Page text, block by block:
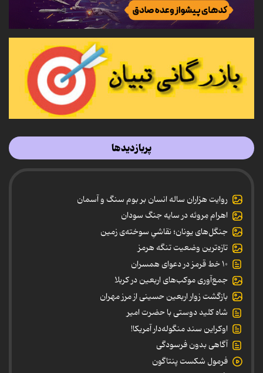
پربازدیدها
روایت هزاران ساله انسان بر بوم سنگ و آسمان
اهرام مِروئه در سایه جنگ سودان
جنگل‌های یونان؛ نقاشیِ سوخته‌ی زمین
تازه‌ترین وضعیت تنگه هرمز
۱۰ خط قرمز در دعوای همسران
جمع‌آوری موکب‌های اربعین در کربلا
بازگشت زوار اربعین حسینی از مرز مهران
شاه کلید دوستی با حضرت امیر
اوکراین سند منگوله‌دار آمریکا!
آگاهی بدون فرسودگی
فرمول شکست پنتاگون